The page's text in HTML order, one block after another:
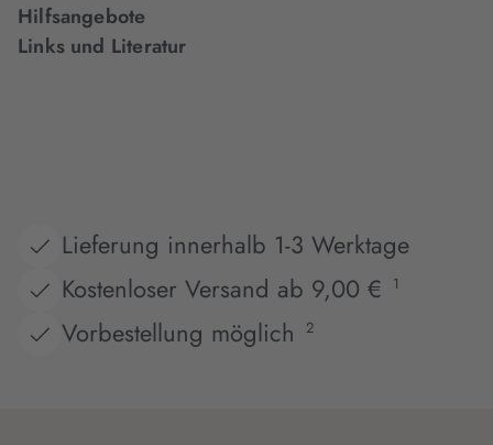
Hilfsangebote
Links und Literatur
Lieferung innerhalb 1-3 Werktage
Kostenloser Versand ab 9,00 €
1
Vorbestellung möglich 2